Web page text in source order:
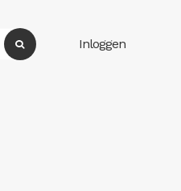
Inloggen